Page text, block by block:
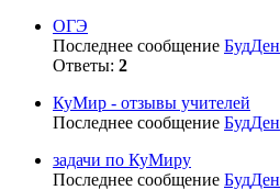
ОГЭ
Последнее сообщение БудДен
Ответы: 2
КуМир - отзывы учителей
Последнее сообщение БудДен
задачи по КуМиру
Последнее сообщение БудДен